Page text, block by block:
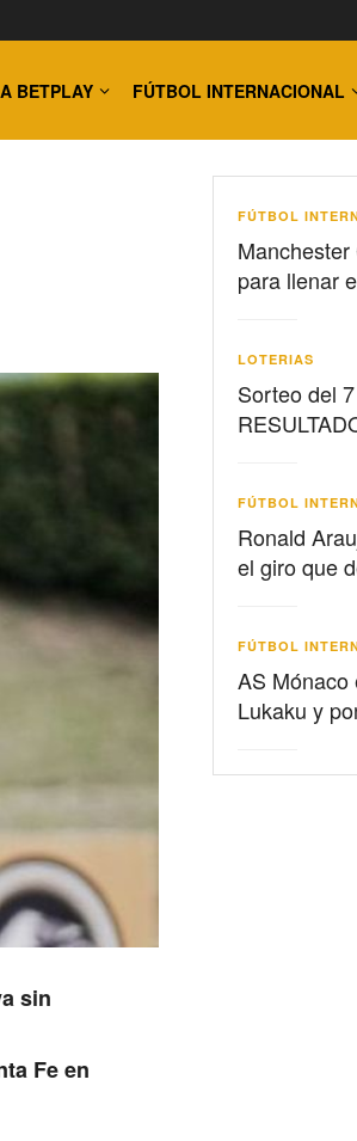
BETPLAY FÚTBOL INTERNACIONAL
sin
Fe en
FÚTBOL
para llenar
LOTERIAS
Sorteo del
FÚTBOL
Ronald
el giro que
FÚTBOL
AS Mónaco
Lukaku y